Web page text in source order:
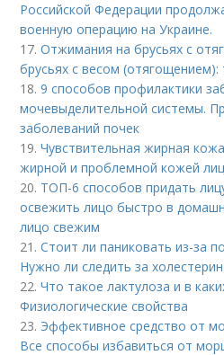
Российской Федерации
военную операцию на Украине.
17.Отжимания на брусьях с
брусьях с весом (отягощением):
18.9 способов профилактики
мочевыделительной системы.
заболеваний почек
19.Чувствительная жирная
жирной и проблемной кожей
20. ТОП-6 способов придать
освежить лицо быстро в
лицо свежим
21.Стоит ли паниковать из-за
Нужно ли следить за
22.Что такое лактулоза и в
Физиологические свойства
23. Эффективное средство от
Все способы избавиться от